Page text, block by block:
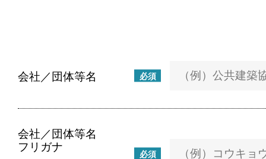
会社／団体等名 必須
会社／団体等名
フリガナ
必須